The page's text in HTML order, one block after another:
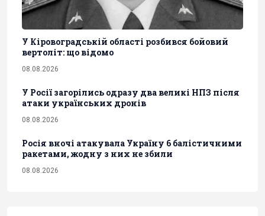
У Кіровоградській області розбився бойовий
вертоліт: що відомо
08.08.2026
У Росії загорілись одразу два великі НПЗ після
атаки українських дронів
08.08.2026
Росія вночі атакувала Україну 6 балістичними
ракетами, жодну з них не збили
08.08.2026